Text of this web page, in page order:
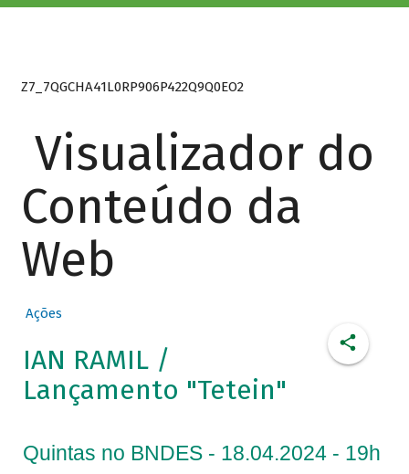
Z7_7QGCHA41L0RP906P422Q9Q0EO2
Visualizador do
Conteúdo da
Web
Ações
IAN RAMIL /
Lançamento "Tetein"
Quintas no BNDES - 18.04.2024 - 19h